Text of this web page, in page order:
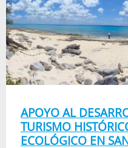
APOYO AL
TURISMO
ECOLÓGICO EN